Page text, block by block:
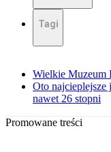
Tagi
Wielkie Muzeum
Oto najcieplejsze
nawet 26 stopni
Promowane treści